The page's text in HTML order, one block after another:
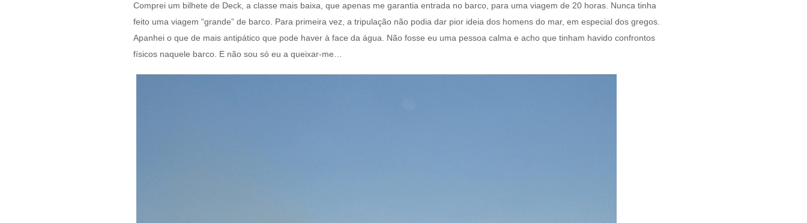
Comprei um bilhete de Deck, a classe mais baixa, que apenas me garantia entrada no barco, para uma viagem de 20 horas. Nunca tinha
feito uma viagem “grande” de barco. Para primeira vez, a tripulação não podia dar pior ideia dos homens do mar, em especial dos gregos.
Apanhei o que de mais antipático que pode haver à face da água. Não fosse eu uma pessoa calma e acho que tinham havido confrontos
físicos naquele barco. E não sou só eu a queixar-me…